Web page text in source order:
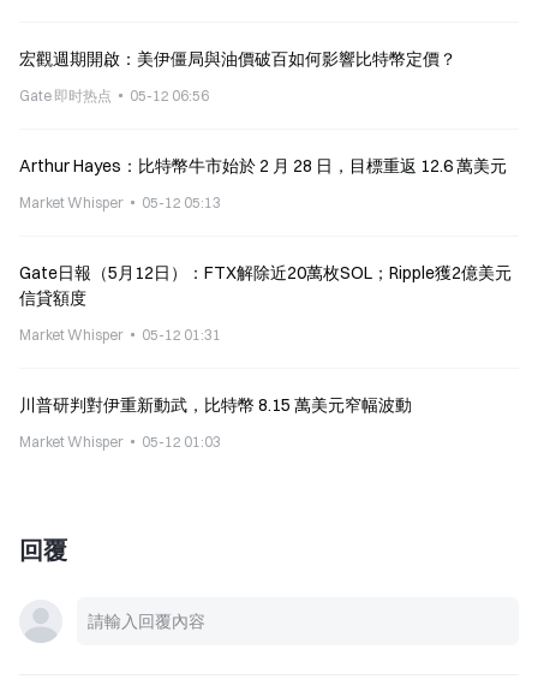
宏觀週期開啟：美伊僵局與油價破百如何影響比特幣定價？
Gate 即时热点 05-12 06:56
Arthur Hayes：比特幣牛市始於 2 月 28 日，目標重返 12.6 萬美元
Market Whisper 05-12 05:13
Gate日報（5月12日）：FTX解除近20萬枚SOL；Ripple獲2億美元
信貸額度
Market Whisper 05-12 01:31
川普研判對伊重新動武，比特幣 8.15 萬美元窄幅波動
Market Whisper 05-12 01:03
回覆